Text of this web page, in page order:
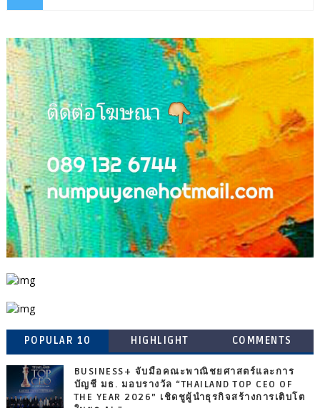
POPULAR 10 HIGHLIGHT COMMENTS
BUSINESS+ จับมือคณะพาณิชยศาสตร์และการ
บัญชี มธ. มอบรางวัล “THAILAND TOP CEO OF
THE YEAR 2026” เชิดชูผู้นำธุรกิจสร้างการเติบโต